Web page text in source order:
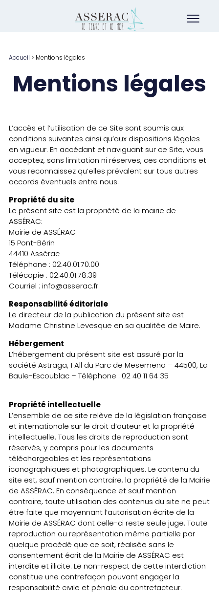
Accueil > Mentions légales
Mentions légales
L’accès et l’utilisation de ce Site sont soumis aux
conditions suivantes ainsi qu’aux dispositions légales
en vigueur. En accédant et naviguant sur ce Site, vous
acceptez, sans limitation ni réserves, ces conditions et
vous reconnaissez qu’elles prévalent sur tous autres
accords éventuels entre nous.
Propriété du site
Le présent site est la propriété de la mairie de
ASSÉRAC:
Mairie de ASSÉRAC
15 Pont-Bérin
44410 Assérac
Téléphone : 02.40.01.70.00
Télécopie : 02.40.01.78.39
Courriel : info@asserac.fr
Responsabilité éditoriale
Le directeur de la publication du présent site est
Madame Christine Levesque en sa qualitée de Maire.
Hébergement
L’hébergement du présent site est assuré par la
société Astraga, 1 All du Parc de Mesemena – 44500, La
Baule-Escoublac – Téléphone : 02 40 11 64 35
Propriété intellectuelle
L’ensemble de ce site relève de la législation française
et internationale sur le droit d’auteur et la propriété
intellectuelle. Tous les droits de reproduction sont
réservés, y compris pour les documents
téléchargeables et les représentations
iconographiques et photographiques. Le contenu du
site est, sauf mention contraire, la propriété de la Mairie
de ASSÉRAC. En conséquence et sauf mention
contraire, toute utilisation des contenus du site ne peut
être faite que moyennant l’autorisation écrite de la
Mairie de ASSÉRAC dont celle-ci reste seule juge. Toute
reproduction ou représentation même partielle par
quelque procédé que ce soit, réalisée sans le
consentement écrit de la Mairie de ASSÉRAC est
interdite et illicite. Le non-respect de cette interdiction
constitue une contrefaçon pouvant engager la
responsabilité civile et pénale du contrefacteur.